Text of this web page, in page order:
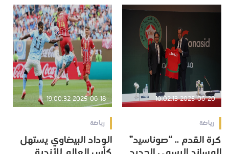
2025-06-20 10:02:13
رياضة
كرة القدم .. “صوناسيد”
2025-06-18 19:00:32
رياضة
الوداد البيضاوي يستهل